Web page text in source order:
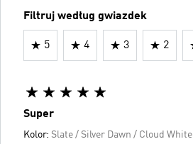
Filtruj według gwiazdek
5 4 3 2
Super
Kolor: Slate / Silver Dawn / Cloud White